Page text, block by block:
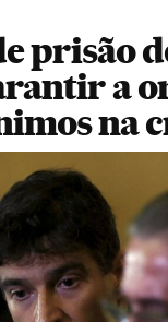
prisão
a
na